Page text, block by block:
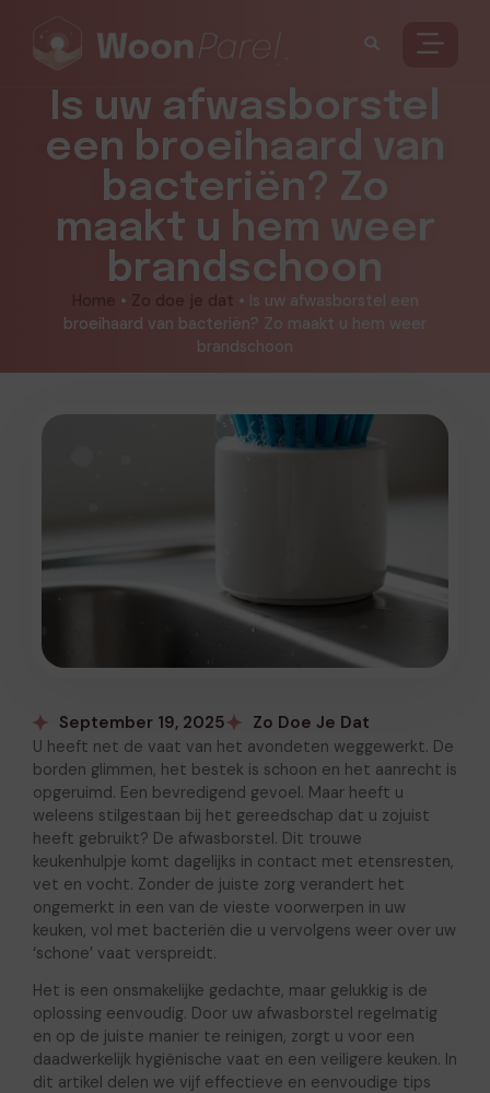
Is uw afwasborstel
een broeihaard van
bacteriën? Zo
maakt u hem weer
brandschoon
Home • Zo doe je dat • Is uw afwasborstel een
broeihaard van bacteriën? Zo maakt u hem weer
brandschoon
September 19, 2025 Zo Doe Je Dat
U heeft net de vaat van het avondeten weggewerkt. De
borden glimmen, het bestek is schoon en het aanrecht is
opgeruimd. Een bevredigend gevoel. Maar heeft u
weleens stilgestaan bij het gereedschap dat u zojuist
heeft gebruikt? De afwasborstel. Dit trouwe
keukenhulpje komt dagelijks in contact met etensresten,
vet en vocht. Zonder de juiste zorg verandert het
ongemerkt in een van de vieste voorwerpen in uw
keuken, vol met bacteriën die u vervolgens weer over uw
‘schone’ vaat verspreidt.
Het is een onsmakelijke gedachte, maar gelukkig is de
oplossing eenvoudig. Door uw afwasborstel regelmatig
en op de juiste manier te reinigen, zorgt u voor een
daadwerkelijk hygiënische vaat en een veiligere keuken. In
dit artikel delen we vijf effectieve en eenvoudige tips